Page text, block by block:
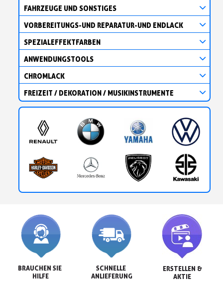
FAHRZEUGE UND SONSTIGES
VORBEREITUNGS-UND REPARATUR-UND ENDLACK
SPEZIALEFFEKTFARBEN
ANWENDUNGSTOOLS
CHROMLACK
FREIZEIT / DEKORATION / MUSIKINSTRUMENTE
BRAUCHEN SIE
HILFE
SCHNELLE
ANLIEFERUNG
ERSTELLEN &
AKTIE